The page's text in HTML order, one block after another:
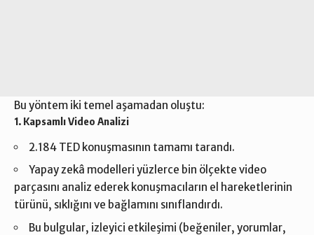
Bu yöntem iki temel aşamadan oluştu:
1. Kapsamlı Video Analizi
2.184 TED konuşmasının tamamı tarandı.
Yapay zekâ modelleri yüzlerce bin ölçekte video
parçasını analiz ederek konuşmacıların el hareketlerinin
türünü, sıklığını ve bağlamını sınıflandırdı.
Bu bulgular, izleyici etkileşimi (beğeniler, yorumlar,